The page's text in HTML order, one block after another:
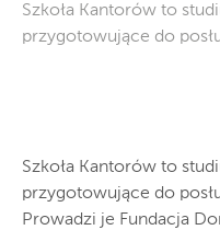
Szkoła Kantorów to
przygotowujące do
Szkoła Kantorów to
przygotowujące do
Prowadzi je Fundacja